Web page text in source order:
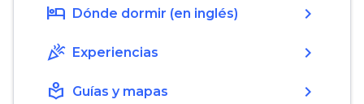
hotel Dónde dormir (en inglés) chevron_right
celebration Experiencias chevron_right
local_library Guías y mapas chevron_right